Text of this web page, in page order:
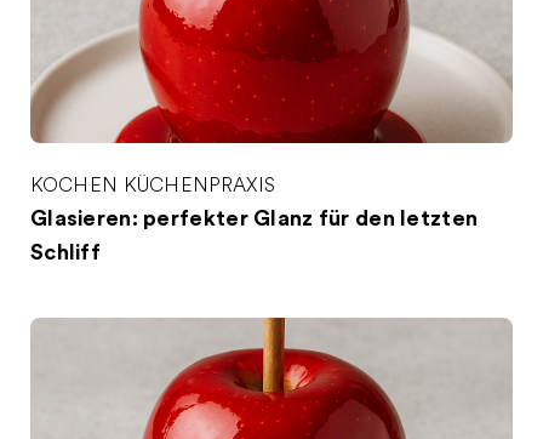
KOCHEN KÜCHENPRAXIS
Glasieren: perfekter Glanz für den letzten
Schliff